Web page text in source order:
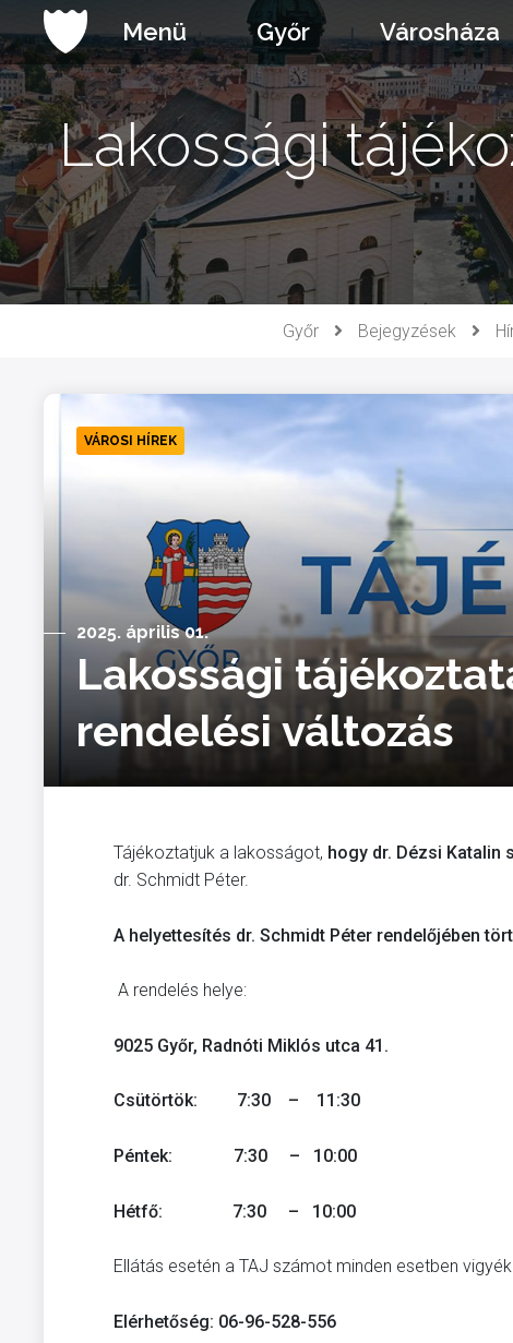
a
tartalomhoz
Menü Győr Városháza
Lakossági
Győr Bejegyzések
VÁROSI HÍREK
2025. április 01.
Lakossági
rendelési változás
Tájékoztatjuk a lakosságot, hogy dr. Dézsi Katalin
dr. Schmidt Péter.
A helyettesítés dr. Schmidt Péter rendelőjében
A rendelés helye:
9025 Győr, Radnóti Miklós utca 41.
Csütörtök: 7:30 – 11:30
Péntek: 7:30 – 10:00
Hétfő: 7:30 – 10:00
Ellátás esetén a TAJ számot minden esetben
Elérhetőség: 06-96-528-556